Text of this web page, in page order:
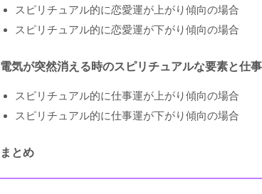
スピリチュアル的に恋愛運が上がり傾向の場合
スピリチュアル的に恋愛運が下がり傾向の場合
電気が突然消える時のスピリチュアルな要素と仕
スピリチュアル的に仕事運が上がり傾向の場合
スピリチュアル的に仕事運が下がり傾向の場合
まとめ